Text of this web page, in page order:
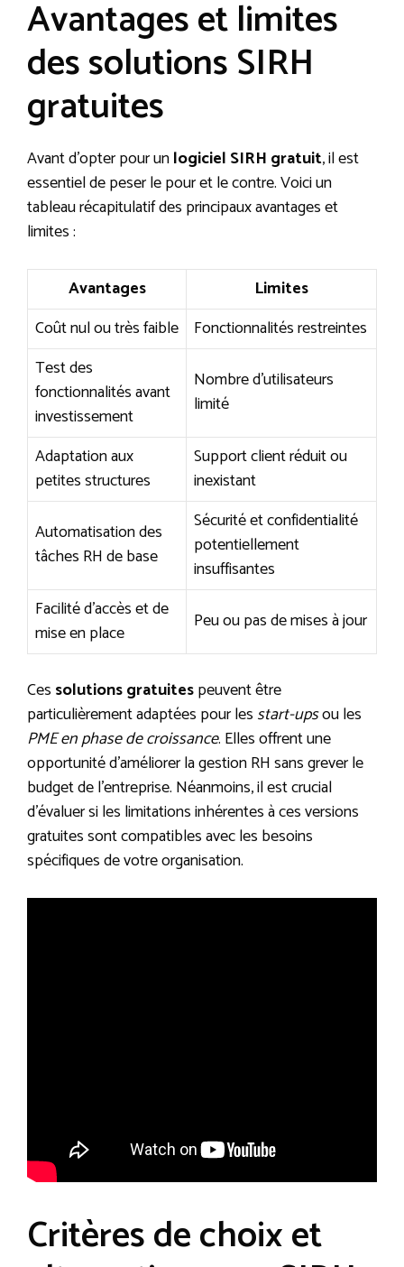
Avantages et limites
des solutions SIRH
gratuites
Avant d’opter pour unlogiciel SIRH gratuit, il est
essentiel de peser le pour et le contre. Voici un
tableau récapitulatif des principaux avantages et
limites :
Avantages
Limites
Coût nul ou très faible Fonctionnalités restreintes
Test des
fonctionnalités avant
investissement
Nombre d’utilisateurs
limité
Adaptation aux
petites structures
Support client réduit ou
inexistant
Automatisation des
tâches RH de base
Sécurité et confidentialité
potentiellement
insuffisantes
Facilité d’accès et de
mise en place
Peu ou pas de mises à jour
Ces solutions gratuitespeuvent être
particulièrement adaptées pour les start-upsou les
PME en phase de croissance. Elles offrent une
opportunité d’améliorer la gestion RH sans grever le
budget de l’entreprise. Néanmoins, il est crucial
d’évaluer si les limitations inhérentes à ces versions
gratuites sont compatibles avec les besoins
spécifiques de votre organisation.
Critères de choix et